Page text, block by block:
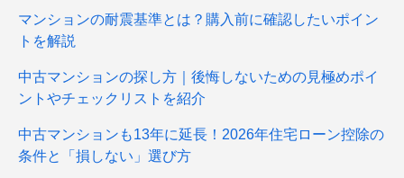
マンションの耐震基準とは？購入前に確認したいポイン
トを解説
中古マンションの探し方｜後悔しないための見極めポイ
ントやチェックリストを紹介
中古マンションも13年に延長！2026年住宅ローン控除の
条件と「損しない」選び方